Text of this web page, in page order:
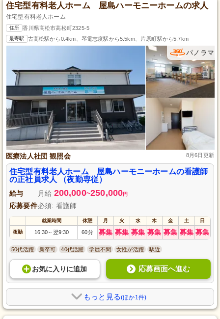
住宅型有料老人ホーム 屋島ハーモニーホームの求人
住宅型有料老人ホーム
住所 香川県高松市高松町2325-5
最寄駅 古高松駅から0.4km、琴電志度駅から5.5km、片原町駅から5.7km
パノラマ
医療法人社団 観照会 8月6日更新
住宅型有料老人ホーム 屋島ハーモニーホームの看護師
の正社員求人 （夜勤専従）
給与 月給 200,000~250,000円
応募要件必須: 看護師
就業時間 休憩 月 火 水 木 金 土 日
夜勤 16:30～ 翌9:30 60分 募集 募集 募集 募集 募集 募集 募集
50代活躍 新卒可 40代活躍 学歴不問 女性が活躍 駅近
お気に入り に追加 応募画面へ進む
もっと見る(ほか1件)